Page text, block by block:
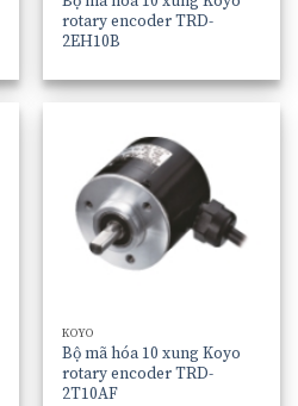
rotary encoder TRD-
2EH10B
KOYO
Bộ mã hóa 10 xung Koyo
rotary encoder TRD-
2T10AF